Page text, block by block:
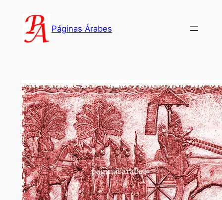
contenido
Páginas Árabes